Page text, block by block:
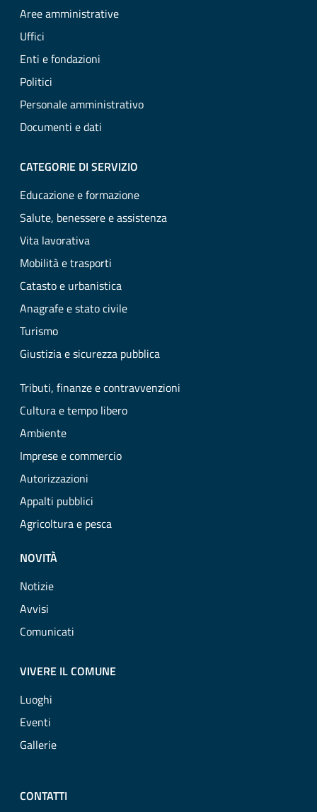
Aree amministrative
Uffici
Enti e fondazioni
Politici
Personale amministrativo
Documenti e dati
CATEGORIE DI SERVIZIO
Educazione e formazione
Salute, benessere e assistenza
Vita lavorativa
Mobilità e trasporti
Catasto e urbanistica
Anagrafe e stato civile
Turismo
Giustizia e sicurezza pubblica
Tributi, finanze e contravvenzioni
Cultura e tempo libero
Ambiente
Imprese e commercio
Autorizzazioni
Appalti pubblici
Agricoltura e pesca
NOVITÀ
Notizie
Avvisi
Comunicati
VIVERE IL COMUNE
Luoghi
Eventi
Gallerie
CONTATTI